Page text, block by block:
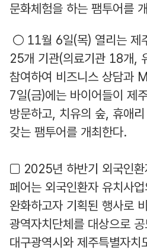
문화체험을 하는 팸투어를
○ 11월 6일(목) 열리는 제
25개 기관(의료기관 18개,
참여하여 비즈니스 상담과
7일(금)에는 바이어들이 제
방문하고, 치유의 숲, 휴애
갖는 팸투어를 개최한다.
□ 2025년 하반기 외국인환
페어는 외국인환자 유치사
완화하고자 기획된 행사로
광역자치단체를 대상으로 공
대구광역시와 제주특별자치